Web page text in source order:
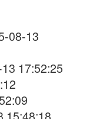
08-13
17:52:25